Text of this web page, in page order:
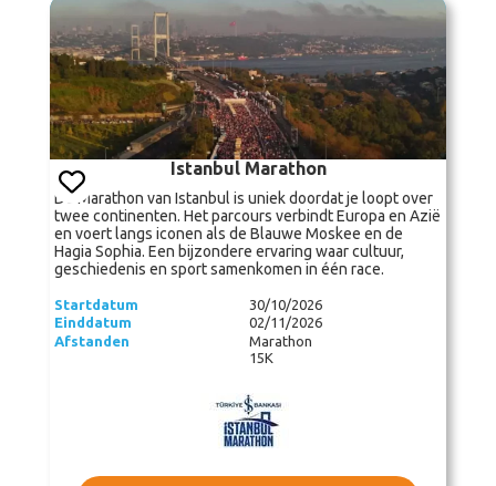
Istanbul Marathon
De Marathon van Istanbul is uniek doordat je loopt over
twee continenten. Het parcours verbindt Europa en Azië
en voert langs iconen als de Blauwe Moskee en de
Hagia Sophia. Een bijzondere ervaring waar cultuur,
geschiedenis en sport samenkomen in één race.
Startdatum
30/10/2026
Einddatum
02/11/2026
Afstanden
Marathon
15K